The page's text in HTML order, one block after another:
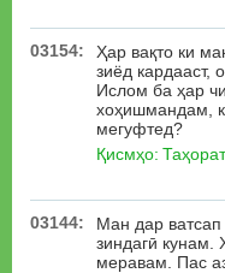
03154:
Ҳар вақто ки
зиёд кардааст,
Ислом ба ҳар
хоҳишмандам,
мегуфтед?
Қисмҳо: Таҳорат
03144:
Ман дар
зиндагӣ
меравам. Пас